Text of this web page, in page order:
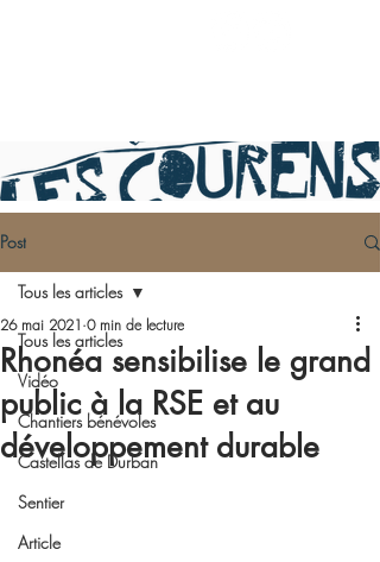
Post
Tous les articles
Vidéo
Chantiers bénévoles
Castellas de Durban
Sentier
Article
Tous les articles
Rhonéa sensibilise le grand
public à la RSE et au
développement durable
26 mai 2021 0 min de lecture